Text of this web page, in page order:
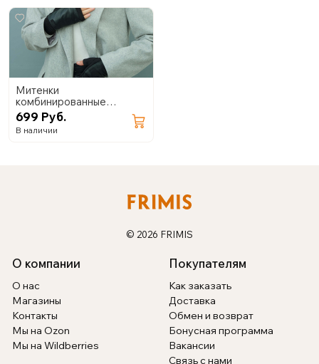
Митенки
комбинированные
(экокожа+замша) 02.24
699 Руб.
В наличии
© 2026 FRIMIS
О компании
О нас
Магазины
Контакты
Мы на Ozon
Мы на Wildberries
Покупателям
Как заказать
Доставка
Обмен и возврат
Бонусная программа
Вакансии
Связь с нами